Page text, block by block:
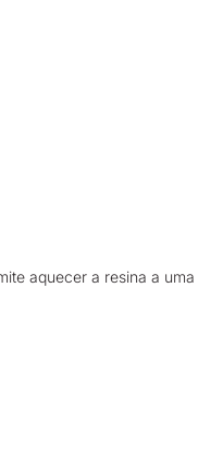
aquecer a resina a